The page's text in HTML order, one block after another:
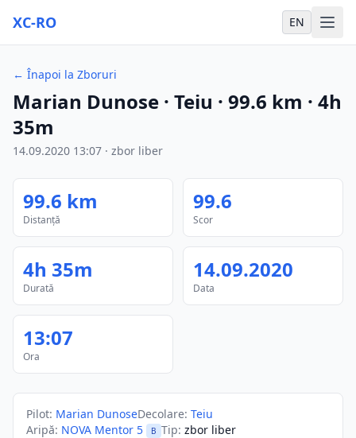
XC-RO EN
← Înapoi la Zboruri
Marian Dunose · Teiu · 99.6 km · 4h
35m
14.09.2020 13:07 · zbor liber
99.6 km
Distanță
99.6
Scor
4h 35m
Durată
14.09.2020
Data
13:07
Ora
Pilot: Marian DunoseDecolare: Teiu
Aripă: NOVA Mentor 5 B Tip: zbor liber